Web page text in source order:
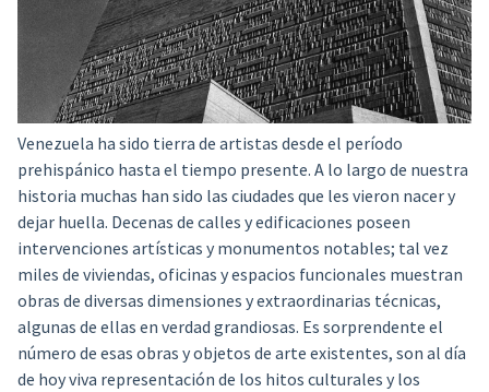
Venezuela ha sido tierra de artistas desde el período
prehispánico hasta el tiempo presente. A lo largo de nuestra
historia muchas han sido las ciudades que les vieron nacer y
dejar huella. Decenas de calles y edificaciones poseen
intervenciones artísticas y monumentos notables; tal vez
miles de viviendas, oficinas y espacios funcionales muestran
obras de diversas dimensiones y extraordinarias técnicas,
algunas de ellas en verdad grandiosas. Es sorprendente el
número de esas obras y objetos de arte existentes, son al día
de hoy viva representación de los hitos culturales y los